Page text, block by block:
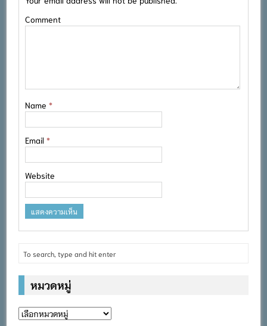
Comment
Name*
Email*
Website
หมวดหมู่
หมวด